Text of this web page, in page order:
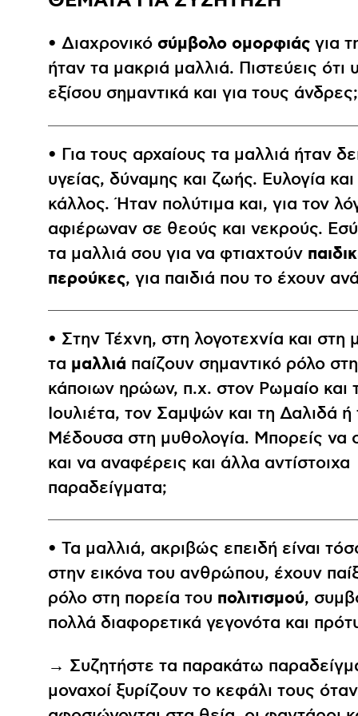
• Διαχρονικό σύμβολο ομορφιάς για
ήταν τα μακριά μαλλιά. Πιστεύεις ότι
εξίσου σημαντικά και για τους άνδρες;
• Για τους αρχαίους τα μαλλιά ήταν
υγείας, δύναμης και ζωής. Ευλογία και
κάλλος. Ήταν πολύτιμα και, για τον
αφιέρωναν σε θεούς και νεκρούς.
τα μαλλιά σου για να φτιαχτούν
περούκες, για παιδιά που το έχουν
• Στην Τέχνη, στη λογοτεχνία και στη
τα μαλλιά παίζουν σημαντικό ρόλο
κάποιων ηρώων, π.χ. στον Ρωμαίο και
Ιουλιέτα, τον Σαμψών και τη Δαλιδά ή
Μέδουσα στη μυθολογία. Μπορείς να
και να αναφέρεις και άλλα αντίστοιχα
παραδείγματα;
• Τα μαλλιά, ακριβώς επειδή είναι
στην εικόνα του ανθρώπου, έχουν
ρόλο στη πορεία του πολιτισμού,
πολλά διαφορετικά γεγονότα και
→ Συζητήστε τα παρακάτω
μοναχοί ξυρίζουν το κεφάλι τους όταν